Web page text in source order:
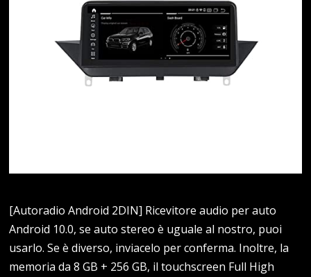
[Autoradio Android 2DIN] Ricevitore audio per auto
Android 10.0, se auto stereo è uguale al nostro, puoi
usarlo. Se è diverso, inviacelo per conferma. Inoltre, la
memoria da 8 GB + 256 GB, il touchscreen Full High